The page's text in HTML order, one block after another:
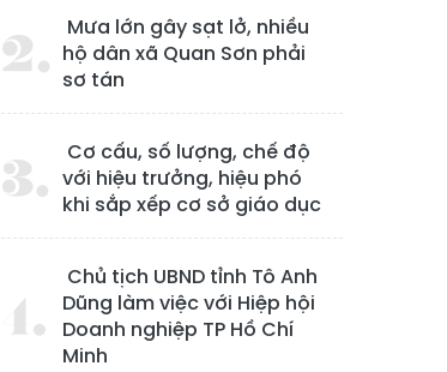
Mưa lớn gây sạt lở, nhiều
hộ dân xã Quan Sơn phải
sơ tán
Cơ cấu, số lượng, chế độ
với hiệu trưởng, hiệu phó
khi sắp xếp cơ sở giáo dục
Chủ tịch UBND tỉnh Tô Anh
Dũng làm việc với Hiệp hội
Doanh nghiệp TP Hồ Chí
Minh